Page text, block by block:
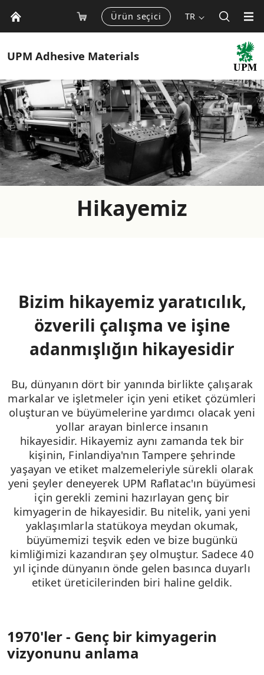
Ürün seçici TR
UPM Adhesive Materials
Hikayemiz
Bizim hikayemiz yaratıcılık,
özverili çalışma ve işine
adanmışlığın hikayesidir
Bu, dünyanın dört bir yanında birlikte çalışarak
markalar ve işletmeler için yeni etiket çözümleri
oluşturan ve büyümelerine yardımcı olacak yeni
yollar arayan binlerce insanın
hikayesidir. Hikayemiz aynı zamanda tek bir
kişinin, Finlandiya'nın Tampere şehrinde
yaşayan ve etiket malzemeleriyle sürekli olarak
yeni şeyler deneyerek UPM Raflatac'ın büyümesi
için gerekli zemini hazırlayan genç bir
kimyagerin de hikayesidir. Bu nitelik, yani yeni
yaklaşımlarla statükoya meydan okumak,
büyümemizi teşvik eden ve bize bugünkü
kimliğimizi kazandıran şey olmuştur. Sadece 40
yıl içinde dünyanın önde gelen basınca duyarlı
etiket üreticilerinden biri haline geldik.
1970'ler - Genç bir kimyagerin
vizyonunu anlama